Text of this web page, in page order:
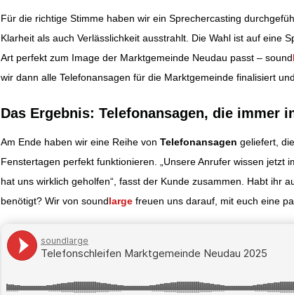
Für die richtige Stimme haben wir ein Sprechercasting
Klarheit als auch Verlässlichkeit ausstrahlt. Die Wahl ist auf eine
Art perfekt zum Image der Marktgemeinde Neudau passt – sound
wir dann alle Telefonansagen für die Marktgemeinde finalisiert
Das Ergebnis: Telefonansagen, die immer
Am Ende haben wir eine Reihe von Telefonansagen geliefert,
Fenstertagen perfekt funktionieren. „Unsere Anrufer wissen jetzt
hat uns wirklich geholfen“, fasst der Kunde zusammen. Habt ihr
benötigt? Wir von soundlarge freuen uns darauf, mit euch eine